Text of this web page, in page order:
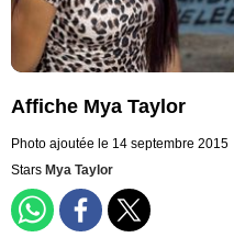
Affiche Mya Taylor
Photo ajoutée le 14 septembre 2015
Stars Mya Taylor